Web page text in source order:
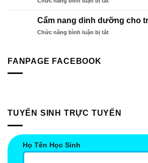
tâm
ngữ
Thần
Nhiệm
Bé
Kíp
Bé
Cha
Cẩm nang dinh dưỡng cho
Chức năng bình luận bị tắtở
tháng
tuổi
FANPAGE FACEBOOK
TUYỂN SINH TRỰC TUYẾN
Họ Tên Học Sinh